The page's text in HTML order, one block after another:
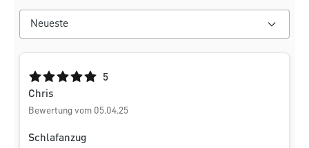
Durchschnittliche Bewertung von 5 von 5 Sternen
5
Chris
Bewertung vom 05.04.25
Schlafanzug